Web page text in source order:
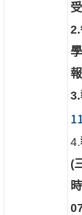
4.
(